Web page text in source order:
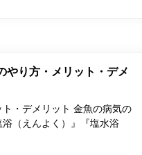
やり方・メリット・デメ
・デメリット 金魚の病気の
（えんよく）』『塩水浴